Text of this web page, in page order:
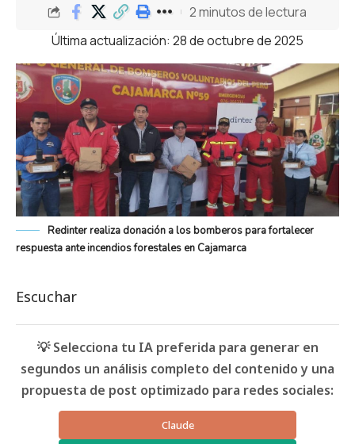
Última actualización: 28 de octubre de 2025
2 minutos de lectura
Redinter realiza donación a los bomberos para fortalecer
respuesta ante incendios forestales en Cajamarca
Escuchar
💡 Selecciona tu IA preferida para generar en
segundos un análisis completo del contenido y una
propuesta de post optimizado para redes sociales:
Claude